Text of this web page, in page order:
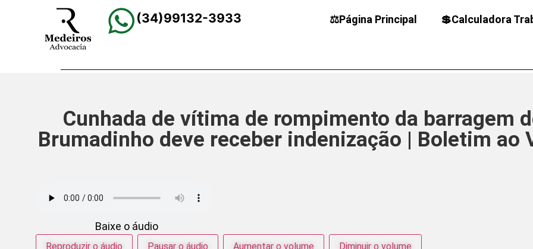
(34)99132-3933 ⚖️Página Principal 💲Calculadora
Cunhada de vítima de rompimento da barragem
Brumadinho deve receber indenização | Boletim ao
Baixe o áudio
Reproduzir o áudio Pausar o áudio Aumentar o volume Diminuir o volume